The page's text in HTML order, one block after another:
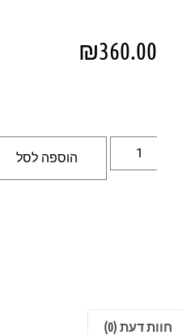
₪360.00
הוספה לסל
חוות דעת (0)